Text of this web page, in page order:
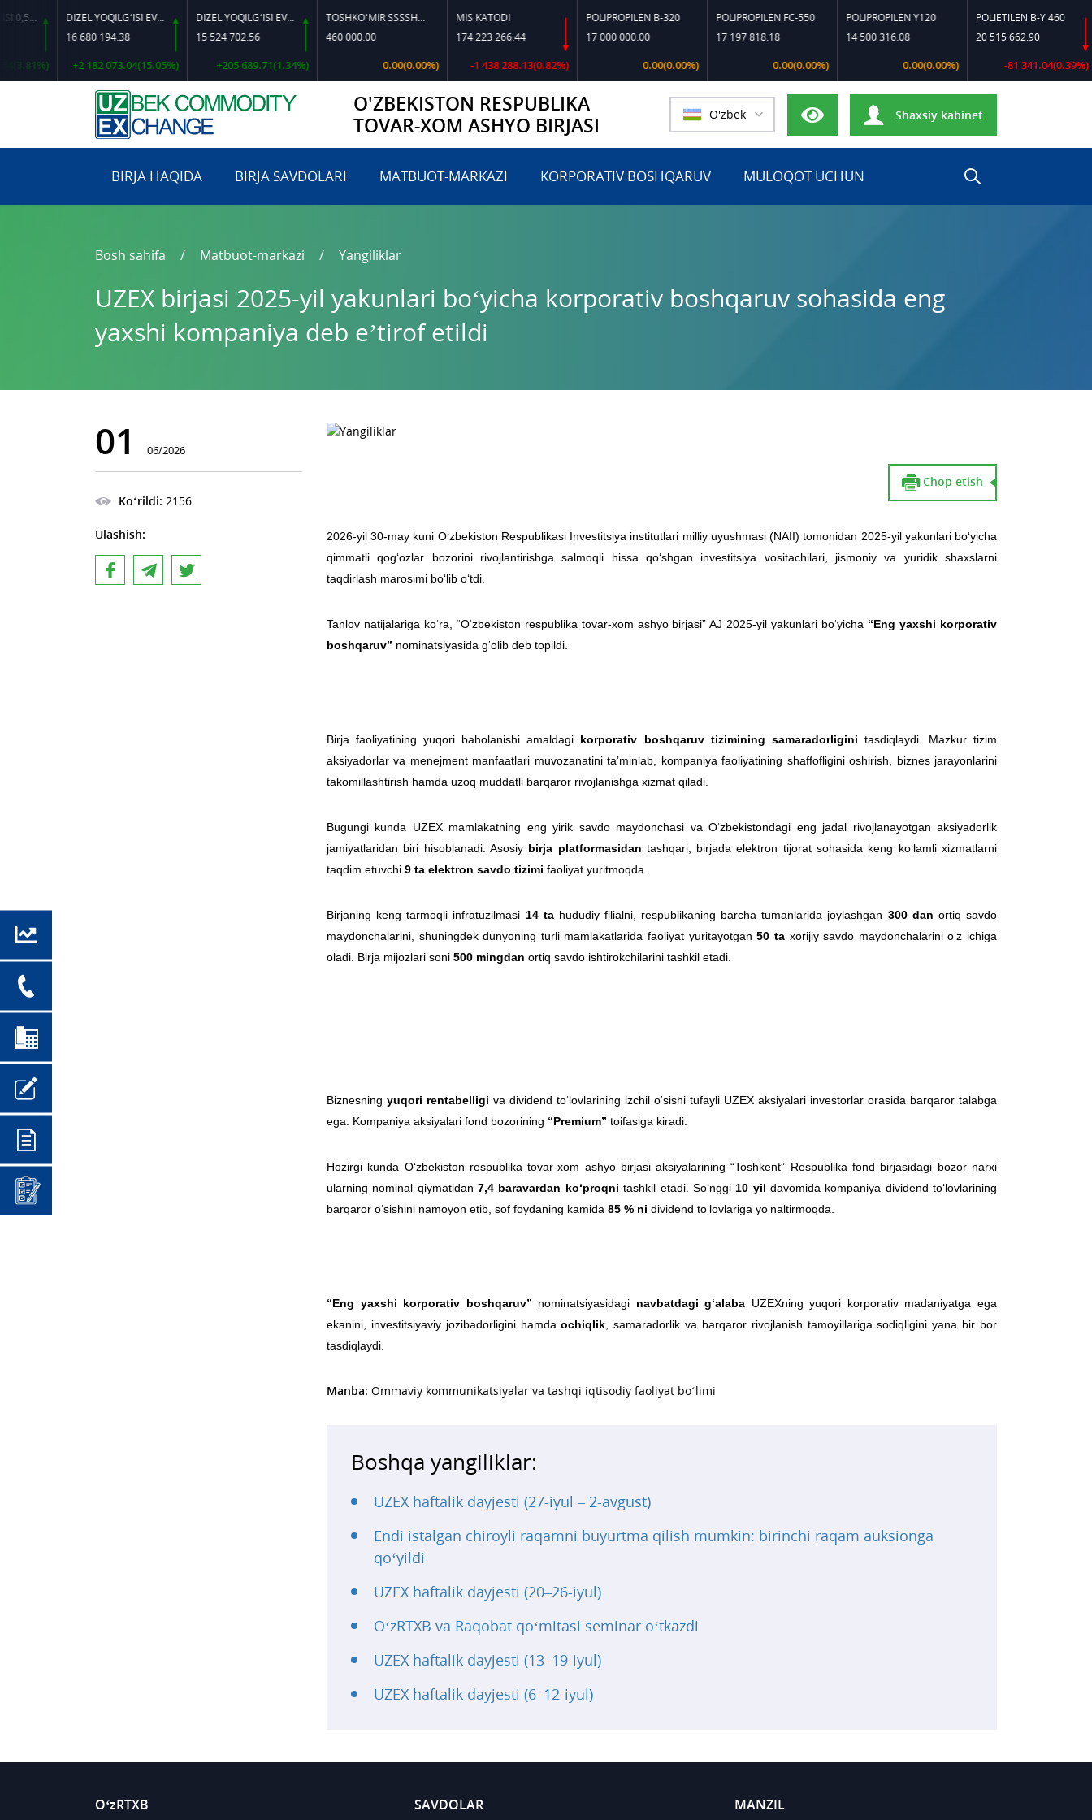
DIZEL YOQILG‘ISI EVRO L-K-4
16 680 194.38
+2 182 073.04(15.05%)
DIZEL YOQILG‘ISI EVRO-L II K-4 SSDF
15 524 702.56
+205 689.71(1.34%)
TOSHKO‘MIR SSSSH-13
460 000.00
0.00(0.00%)
MIS KATODI
174 223 266.44
-1 438 288.13(0.82%)
POLIPROPILEN B-320
17 000 000.00
0.00(0.00%)
POLIPROPILEN FC-550
17 197 818.18
0.00(0.00%)
POLIPROPILEN Y120
14 500 316.08
0.00(0.00%)
POLIETILEN B-Y 460
20 515 662.90
-81 341.04(0.39%)
O'ZBEKISTON RESPUBLIKA
TOVAR-XOM ASHYO BIRJASI
O'zbek Shaxsiy kabinet
BIRJA HAQIDA BIRJA SAVDOLARI MATBUOT-MARKAZI KORPORATIV BOSHQARUV MULOQOT UCHUN
Bosh sahifa Matbuot-markazi Yangiliklar
UZEX birjasi 2025-yil yakunlari bo‘yicha korporativ boshqaruv sohasida eng
yaxshi kompaniya deb eʼtirof etildi
01 06/2026
Ko‘rildi: 2156
Ulashish:
Chop etish
2026-yil 30-may kuni O‘zbekiston Respublikasi Investitsiya institutlari milliy uyushmasi (NAII) tomonidan 2025-yil yakunlari bo‘yicha
qimmatli qog‘ozlar bozorini rivojlantirishga salmoqli hissa qo‘shgan investitsiya vositachilari, jismoniy va yuridik shaxslarni
taqdirlash marosimi bo‘lib o‘tdi.
Tanlov natijalariga ko‘ra, “O‘zbekiston respublika tovar-xom ashyo birjasi” AJ 2025-yil yakunlari bo‘yicha “Eng yaxshi korporativ
boshqaruv” nominatsiyasida g‘olib deb topildi.
Birja faoliyatining yuqori baholanishi amaldagi korporativ boshqaruv tizimining samaradorligini tasdiqlaydi. Mazkur tizim
aksiyadorlar va menejment manfaatlari muvozanatini taʼminlab, kompaniya faoliyatining shaffofligini oshirish, biznes jarayonlarini
takomillashtirish hamda uzoq muddatli barqaror rivojlanishga xizmat qiladi.
Bugungi kunda UZEX mamlakatning eng yirik savdo maydonchasi va O‘zbekistondagi eng jadal rivojlanayotgan aksiyadorlik
jamiyatlaridan biri hisoblanadi. Asosiy birja platformasidan tashqari, birjada elektron tijorat sohasida keng ko‘lamli xizmatlarni
taqdim etuvchi 9 ta elektron savdo tizimi faoliyat yuritmoqda.
Birjaning keng tarmoqli infratuzilmasi 14 tahududiy filialni, respublikaning barcha tumanlarida joylashgan 300 dan ortiq savdo
maydonchalarini, shuningdek dunyoning turli mamlakatlarida faoliyat yuritayotgan50 taxorijiy savdo maydonchalarini o‘z ichiga
oladi. Birja mijozlari soni 500 mingdan ortiq savdo ishtirokchilarini tashkil etadi.
Biznesning yuqori rentabelligi va dividend to‘lovlarining izchil o‘sishi tufayli UZEX aksiyalari investorlar orasida barqaror talabga
ega. Kompaniya aksiyalari fond bozorining “Premium” toifasiga kiradi.
Hozirgi kunda O‘zbekiston respublika tovar-xom ashyo birjasi aksiyalarining “Toshkent” Respublika fond birjasidagi bozor narxi
ularning nominal qiymatidan7,4 baravardan ko‘proqni tashkil etadi. So‘nggi10 yil davomida kompaniya dividend to‘lovlarining
barqaror o‘sishini namoyon etib, sof foydaning kamida 85 % ni dividend to‘lovlariga yo‘naltirmoqda.
“Eng yaxshi korporativ boshqaruv” nominatsiyasidagi navbatdagi g‘alaba UZEXning yuqori korporativ madaniyatga ega
ekanini, investitsiyaviy jozibadorligini hamdaochiqlik, samaradorlik va barqaror rivojlanish tamoyillariga sodiqligini yana bir bor
tasdiqlaydi.
Manba: Ommaviy kommunikatsiyalar va tashqi iqtisodiy faoliyat bo‘limi
Boshqa yangiliklar:
UZEX haftalik dayjesti (27-iyul – 2-avgust)
Endi istalgan chiroyli raqamni buyurtma qilish mumkin: birinchi raqam auksionga
qo‘yildi
UZEX haftalik dayjesti (20–26-iyul)
O‘zRTXB va Raqobat qo‘mitasi seminar o‘tkazdi
UZEX haftalik dayjesti (13–19-iyul)
UZEX haftalik dayjesti (6–12-iyul)
O‘zRTXB SAVDOLAR MANZIL